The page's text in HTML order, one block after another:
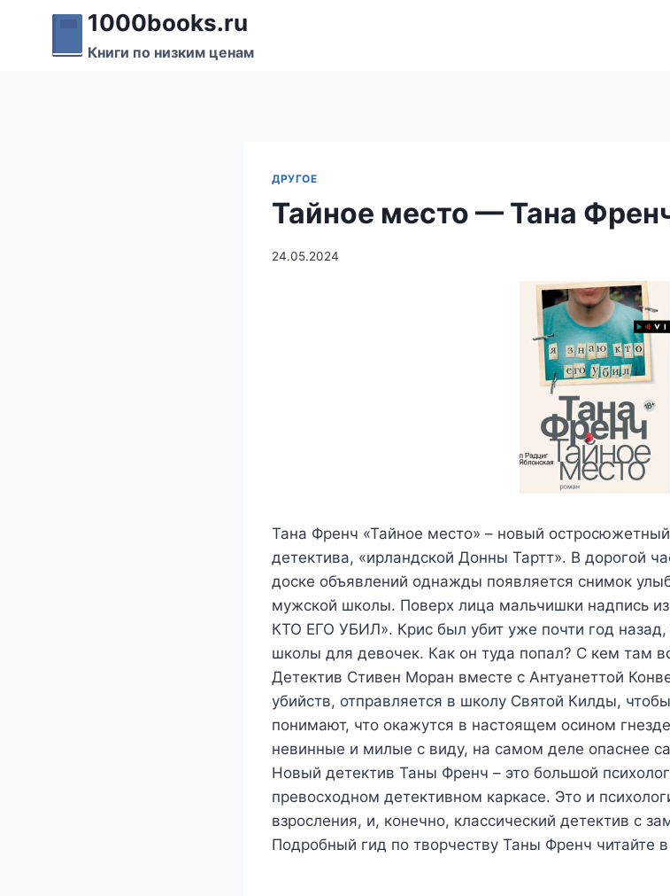
Перейти
содержимому
1000books.ru
Книги по низким ценам
ДРУГОЕ
Тайное место — Тана
24.05.2024
Тана Френч «Тайное место» – новый
детектива, «ирландской Донны Тартт». В дорогой
доске объявлений однажды появляется снимок
мужской школы. Поверх лица мальчишки надпись
КТО ЕГО УБИЛ». Крис был убит уже почти год
школы для девочек. Как он туда попал? С кем там
Детектив Стивен Моран вместе с Антуанеттой
убийств, отправляется в школу Святой Килды,
понимают, что окажутся в настоящем осином
невинные и милые с виду, на самом деле опаснее
Новый детектив Таны Френч – это большой
превосходном детективном каркасе. Это и
взросления, и, конечно, классический детектив с
Подробный гид по творчеству Таны Френч читайте в